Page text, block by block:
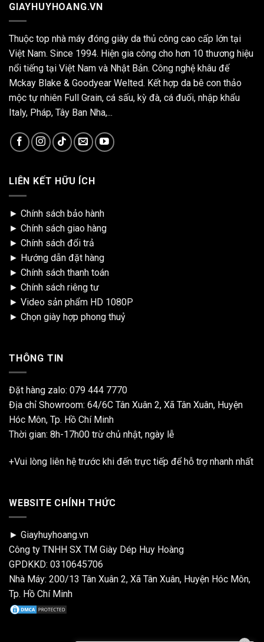
GIAYHUYHOANG.VN
Thuộc top nhà máy đóng giày da thủ công cao cấp lớn tại
Việt Nam. Since 1994. Hiện gia công cho hơn 10 thương hiệu
nổi tiếng tại Việt Nam và Nhật Bản. Công nghệ khâu đế
Mckay Blake & Goodyear Welted. Kết hợp da bê con thảo
mộc tự nhiên Full Grain, cá sấu, kỳ đà, cá đuối, nhập khẩu
Italy, Pháp, Tây Ban Nha,...
LIÊN KẾT HỮU ÍCH
► Chính sách bảo hành
► Chính sách giao hàng
► Chính sách đổi trả
► Hướng dẫn đặt hàng
► Chính sách thanh toán
► Chính sách riêng tư
► Video sản phẩm HD 1080P
► Chọn giày hợp phong thuỷ
THÔNG TIN
Đặt hàng zalo: 079 444 7770
Địa chỉ Showroom: 64/6C Tân Xuân 2, Xã Tân Xuân, Huyện
Hóc Môn, Tp. Hồ Chí Minh
Thời gian: 8h-17h00 trừ chủ nhật, ngày lễ
+Vui lòng liên hệ trước khi đến trực tiếp để hỗ trợ nhanh nhất
WEBSITE CHÍNH THỨC
► Giayhuyhoang.vn
Công ty TNHH SX TM Giày Dép Huy Hoàng
GPDKKD: 0310645706
Nhà Máy: 200/13 Tân Xuân 2, Xã Tân Xuân, Huyện Hóc Môn,
Tp. Hồ Chí Minh